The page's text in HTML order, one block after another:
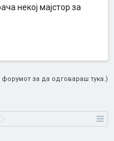
некој мајстор за
за да одговараш тука.)